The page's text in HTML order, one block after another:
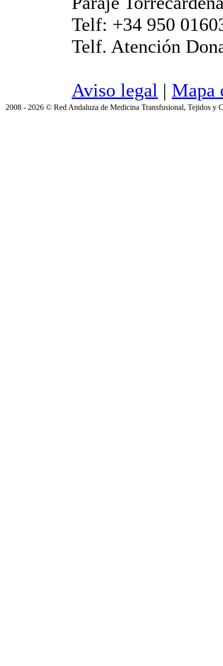
Telf: +34 950
Telf. Atención
Aviso legal | Mapa
2008 - 2026 © Red Andaluza de Medicina Transfusional, Tejidos y